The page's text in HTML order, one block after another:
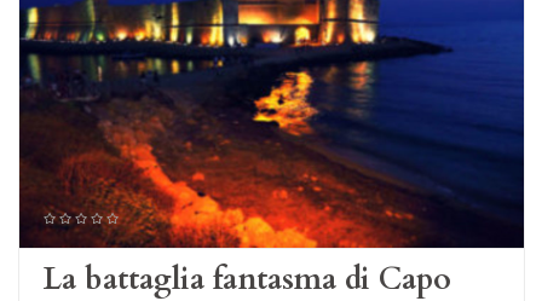
La battaglia fantasma di Capo